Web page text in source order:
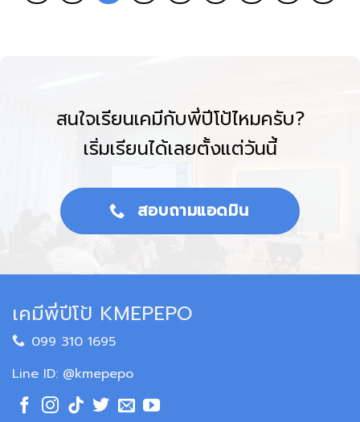
สนใจเรียนเคมีกับพี่ปีโป้ไหมครับ?
เริ่มเรียนได้เลยตั้งแต่วันนี้
สอบถามแอดมิน
เคมีพี่ปีโป้ KMEPEPO
099 310 1695
Line ID: @kmepepo